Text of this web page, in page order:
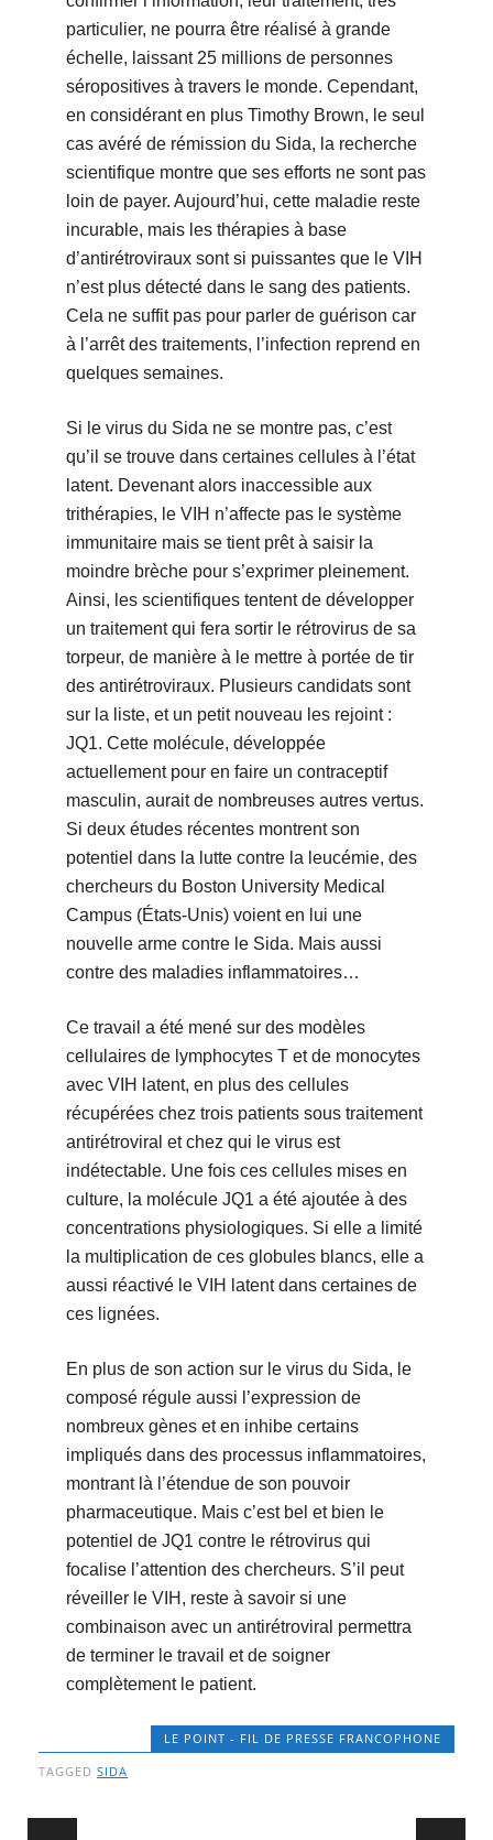
particulier, ne pourra être réalisé à grande
échelle, laissant 25 millions de personnes
séropositives à travers le monde. Cependant,
en considérant en plus Timothy Brown, le seul
cas avéré de rémission du Sida, la recherche
scientifique montre que ses efforts ne sont pas
loin de payer. Aujourd’hui, cette maladie reste
incurable, mais les thérapies à base
d’antirétroviraux sont si puissantes que le VIH
n’est plus détecté dans le sang des patients.
Cela ne suffit pas pour parler de guérison car
à l’arrêt des traitements, l’infection reprend en
quelques semaines.
Si le virus du Sida ne se montre pas, c’est
qu’il se trouve dans certaines cellules à l’état
latent. Devenant alors inaccessible aux
trithérapies, le VIH n’affecte pas le système
immunitaire mais se tient prêt à saisir la
moindre brèche pour s’exprimer pleinement.
Ainsi, les scientifiques tentent de développer
un traitement qui fera sortir le rétrovirus de sa
torpeur, de manière à le mettre à portée de tir
des antirétroviraux. Plusieurs candidats sont
sur la liste, et un petit nouveau les rejoint :
JQ1. Cette molécule, développée
actuellement pour en faire un contraceptif
masculin, aurait de nombreuses autres vertus.
Si deux études récentes montrent son
potentiel dans la lutte contre la leucémie, des
chercheurs du Boston University Medical
Campus (États-Unis) voient en lui une
nouvelle arme contre le Sida. Mais aussi
contre des maladies inflammatoires…
Ce travail a été mené sur des modèles
cellulaires de lymphocytes T et de monocytes
avec VIH latent, en plus des cellules
récupérées chez trois patients sous traitement
antirétroviral et chez qui le virus est
indétectable. Une fois ces cellules mises en
culture, la molécule JQ1 a été ajoutée à des
concentrations physiologiques. Si elle a limité
la multiplication de ces globules blancs, elle a
aussi réactivé le VIH latent dans certaines de
ces lignées.
En plus de son action sur le virus du Sida, le
composé régule aussi l’expression de
nombreux gènes et en inhibe certains
impliqués dans des processus inflammatoires,
montrant là l’étendue de son pouvoir
pharmaceutique. Mais c’est bel et bien le
potentiel de JQ1 contre le rétrovirus qui
focalise l’attention des chercheurs. S’il peut
réveiller le VIH, reste à savoir si une
combinaison avec un antirétroviral permettra
de terminer le travail et de soigner
complètement le patient.
LE POINT - FIL DE PRESSE FRANCOPHONE
TAGGEDSIDA